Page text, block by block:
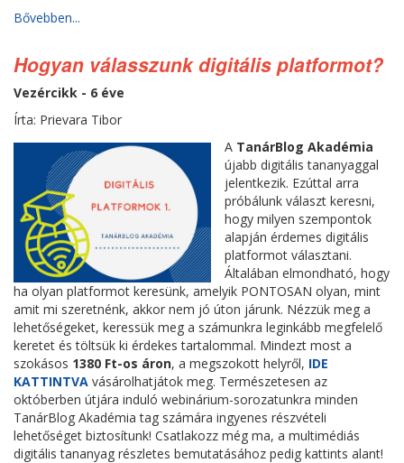
Bővebben...
Hogyan válasszunk digitális platformot?
Vezércikk - 6 éve
Írta: Prievara Tibor
A TanárBlog Akadémia
újabb digitális tananyaggal
jelentkezik. Ezúttal arra
próbálunk választ keresni,
hogy milyen szempontok
alapján érdemes digitális
platformot választani.
Általában elmondható, hogy
ha olyan platformot keresünk, amelyik PONTOSAN olyan, mint
amit mi szeretnénk, akkor nem jó úton járunk. Nézzük meg a
lehetőségeket, keressük meg a számunkra leginkább megfelelő
keretet és töltsük ki érdekes tartalommal. Mindezt most a
szokásos 1380 Ft-os áron, a megszokott helyről, IDE
KATTINTVA vásárolhatjátok meg. Természetesen az
októberben útjára induló webinárium-sorozatunkra minden
TanárBlog Akadémia tag számára ingyenes részvételi
lehetőséget biztosítunk! Csatlakozz még ma, a multimédiás
digitális tananyag részletes bemutatásához pedig kattints alant!